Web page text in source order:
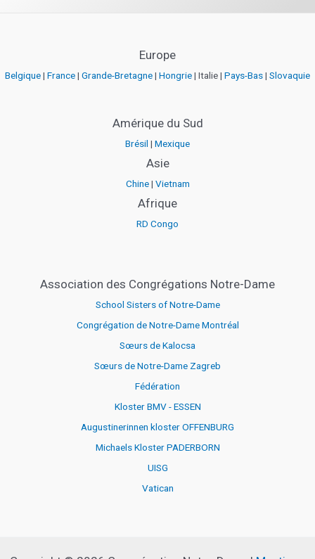
Europe
Belgique| France| Grande-Bretagne| Hongrie| Italie | Pays-Bas| Slovaquie
Amérique du Sud
Brésil | Mexique
Asie
Chine| Vietnam
Afrique
RD Congo
Association des Congrégations Notre-Dame
School Sisters of Notre-Dame
Congrégation de Notre-Dame Montréal
Sœurs de Kalocsa
Sœurs de Notre-Dame Zagreb
Fédération
Kloster BMV - ESSEN
Augustinerinnen kloster OFFENBURG
Michaels Kloster PADERBORN
UISG
Vatican